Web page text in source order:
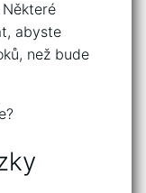
abyste
než bude